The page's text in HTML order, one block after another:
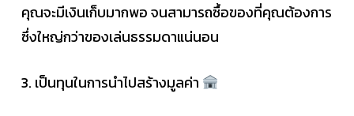
คุณจะมีเงินเก็บมากพอ จนสามารถซื้อของที่คุณต้องการ
ซึ่งใหญ่กว่าของเล่นธรรมดาแน่นอน
3. เป็นทุนในการนำไปสร้างมูลค่า